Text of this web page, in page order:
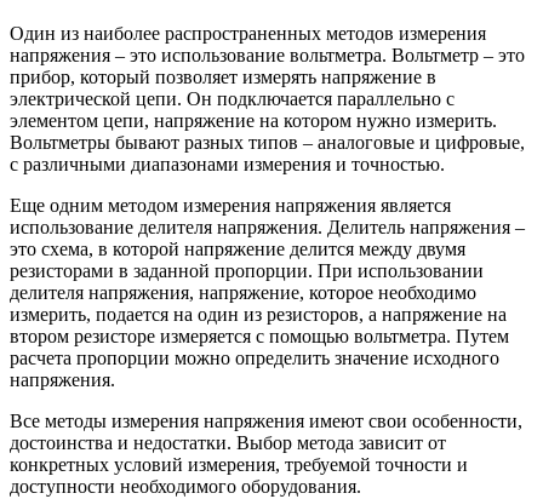
Один из наиболее распространенных методов измерения
напряжения – это использование вольтметра. Вольтметр – это
прибор, который позволяет измерять напряжение в
электрической цепи. Он подключается параллельно с
элементом цепи, напряжение на котором нужно измерить.
Вольтметры бывают разных типов – аналоговые и цифровые,
с различными диапазонами измерения и точностью.
Еще одним методом измерения напряжения является
использование делителя напряжения. Делитель напряжения –
это схема, в которой напряжение делится между двумя
резисторами в заданной пропорции. При использовании
делителя напряжения, напряжение, которое необходимо
измерить, подается на один из резисторов, а напряжение на
втором резисторе измеряется с помощью вольтметра. Путем
расчета пропорции можно определить значение исходного
напряжения.
Все методы измерения напряжения имеют свои особенности,
достоинства и недостатки. Выбор метода зависит от
конкретных условий измерения, требуемой точности и
доступности необходимого оборудования.